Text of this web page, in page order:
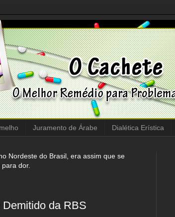
Juramento de Árabe Dialética Erística
Nordeste do Brasil, era assim que se
dor.
da RBS